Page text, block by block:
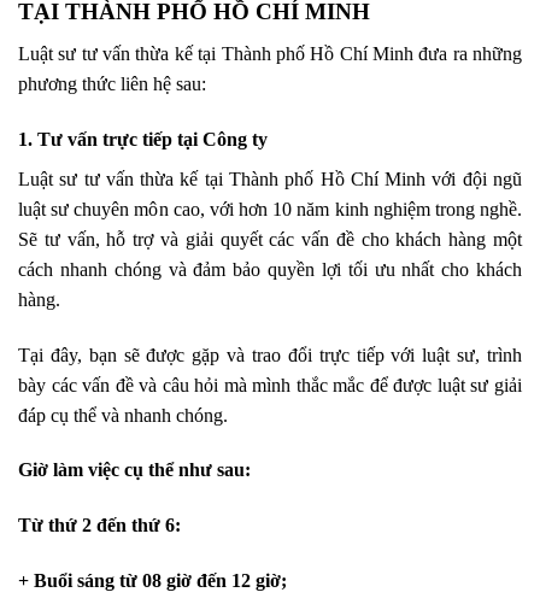
TẠI THÀNH PHỐ HỒ CHÍ MINH
Luật sư tư vấn thừa kế tại Thành phố Hồ Chí Minh đưa ra những
phương thức liên hệ sau:
1. Tư vấn trực tiếp tại Công ty
Luật sư tư vấn thừa kế tại Thành phố Hồ Chí Minh với đội ngũ
luật sư chuyên môn cao, với hơn 10 năm kinh nghiệm trong nghề.
Sẽ tư vấn, hỗ trợ và giải quyết các vấn đề cho khách hàng một
cách nhanh chóng và đảm bảo quyền lợi tối ưu nhất cho khách
hàng.
Tại đây, bạn sẽ được gặp và trao đổi trực tiếp với luật sư, trình
bày các vấn đề và câu hỏi mà mình thắc mắc để được luật sư giải
đáp cụ thể và nhanh chóng.
Giờ làm việc cụ thể như sau:
Từ thứ 2 đến thứ 6:
+ Buổi sáng từ 08 giờ đến 12 giờ;